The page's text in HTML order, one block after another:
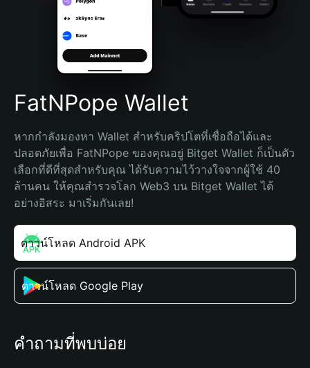
Português (Brasil)
Español (Argentina)
FatNPope Wallet
หากกำลังมองหา Wallet สำหรับคริปโตที่เชื่อถือได้และ
ปลอดภัยเพื่อ FatNPope ของคุณอยู่ Bitget Wallet ก็เป็นตัว
เลือกที่ดีที่สุดสำหรับคุณ ได้รับความไว้วางใจจากผู้ใช้ 40
ล้านคน ให้คุณสำรวจโลก Web3 บน Bitget Wallet ได้
อย่างอิสระ มาเริ่มกันเลย!
ดาวน์โหลด Android APK
ดาวน์โหลด Google Play
คำถามที่พบบ่อย